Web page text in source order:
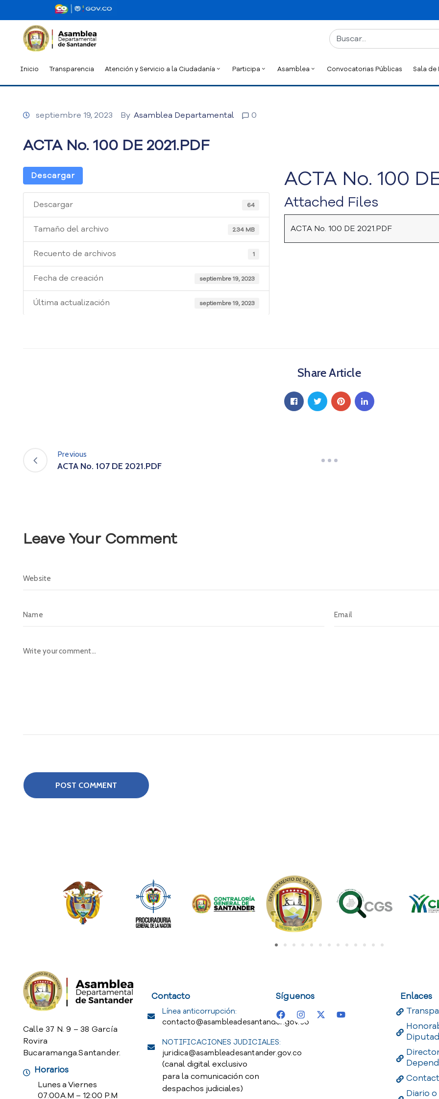
Inicio Transparencia Atención y Servicio a la Ciudadanía Participa Asamblea Convocatorias Públicas Sala de
septiembre 19, 2023 By Asamblea Departamental 0
ACTA No. 100 DE 2021.PDF
Descargar
Descargar 64
Tamaño del archivo 2.34 MB
Recuento de archivos 1
Fecha de creación septiembre 19, 2023
Última actualización septiembre 19, 2023
ACTA No. 100
Attached Files
ACTA No. 100 DE 2021.PDF
Share Article
Previous
ACTA No. 107 DE 2021.PDF
Leave Your Comment
Calle 37 N. 9 – 38 García
Rovira
Bucaramanga.Santander.
Horarios
Lunes a Viernes
07:00 A.M – 12:00 P.M
Contacto
Línea anticorrupción:
contacto@asambleadesantander.gov.co
NOTIFICACIONES JUDICIALES:
juridica@asambleadesantander.gov.co
(canal digital exclusivo
para la comunicación con
despachos judiciales)
Síguenos
Enlaces
Diario